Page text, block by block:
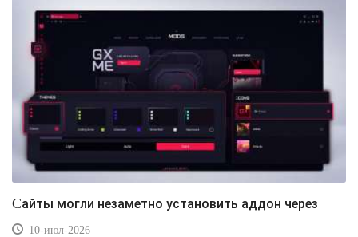
Сайты могли незаметно установить аддон через
10-июл-2026